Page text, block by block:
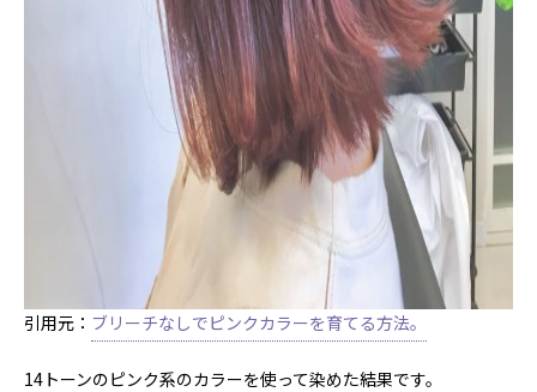
引用元： ブリーチなしでピンクカラーを育てる方法。
14トーンのピンク系のカラーを使って染めた結果です。